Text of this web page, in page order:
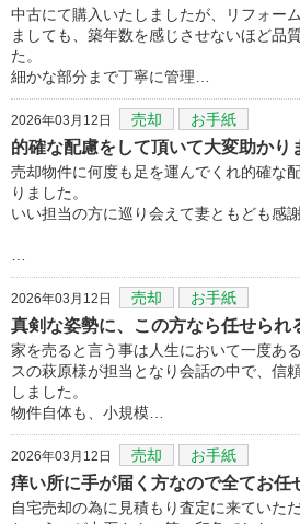
中古にて購入いたしましたが、リフォー
ましても、築年数を感じさせないほど品
た。
細かな部分まで丁寧に管理…
2026年03月12日 売却 お手紙
的確な配慮をして頂いて大変助かり
売却物件に何度も足を運んでくれ的確な
りました。
いい担当の方に巡り会えて妻ともども感謝
2026年03月12日 売却 お手紙
真剣な姿勢に、この方なら任せられ
家を売ると言う事は人生において一度あ
スの萩原様が担当となり会話の中で、信
しました。
物件自体も、小規模…
2026年03月12日 売却 お手紙
痒い所に手が届く方なので全てお任
自宅売却の為に見積もり査定に来ていた